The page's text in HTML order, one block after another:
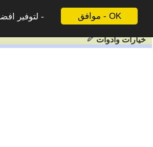
موافق - OK
لتوفير
خيارات وادوات